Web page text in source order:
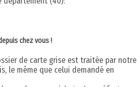
chez vous !
de carte grise est traitée par notre
le même que celui demandé en